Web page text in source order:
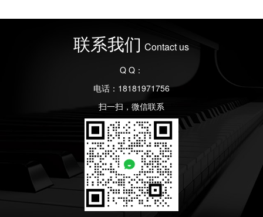
联系我们 Contact us
Q Q：
电话：18181971756
扫一扫，微信联系